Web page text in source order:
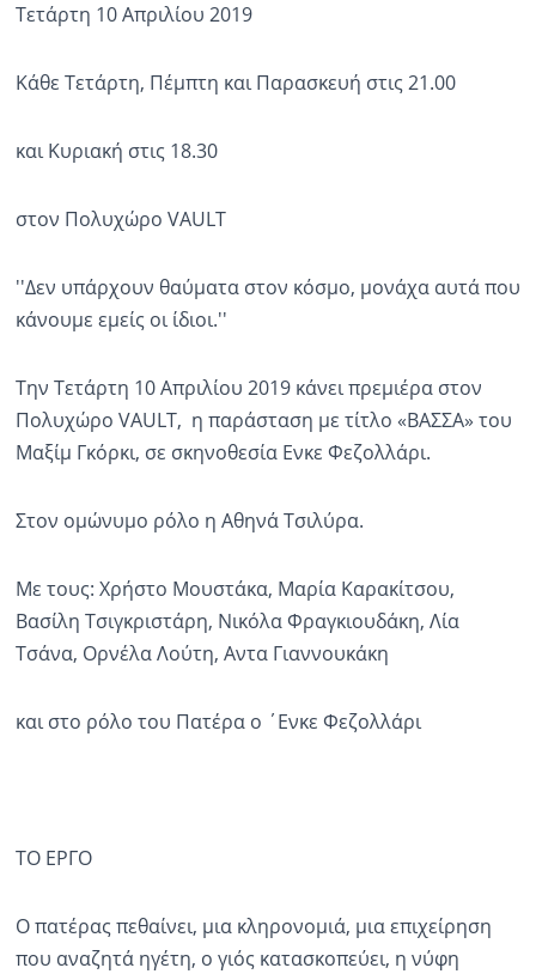
Τετάρτη 10 Απριλίου 2019
Κάθε Τετάρτη, Πέμπτη και Παρασκευή στις 21.00
και Κυριακή στις 18.30
στον Πολυχώρο VAULT
''Δεν υπάρχουν θαύματα στον κόσμο, μονάχα αυτά που
κάνουμε εμείς οι ίδιοι.''
Την Τετάρτη 10 Απριλίου 2019 κάνει πρεμιέρα στον
Πολυχώρο VAULT, η παράσταση με τίτλο «ΒΑΣΣΑ» του
Μαξίμ Γκόρκι, σε σκηνοθεσία Ενκε Φεζολλάρι.
Στον ομώνυμο ρόλο η Αθηνά Τσιλύρα.
Με τους: Χρήστο Μουστάκα, Μαρία Καρακίτσου,
Βασίλη Τσιγκριστάρη, Νικόλα Φραγκιουδάκη, Λία
Τσάνα, Ορνέλα Λούτη, Αντα Γιαννουκάκη
και στο ρόλο του Πατέρα ο ΄Ενκε Φεζολλάρι
ΤΟ ΕΡΓΟ
Ο πατέρας πεθαίνει, μια κληρονομιά, μια επιχείρηση
που αναζητά ηγέτη, ο γιός κατασκοπεύει, η νύφη